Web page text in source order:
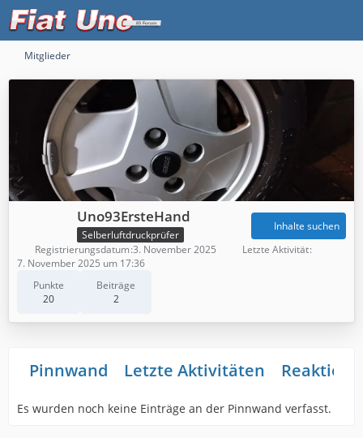
Mitglieder
Uno93ErsteHand
Selberluftdruckprüfer
Punkte
20
Beiträge
2
Inhalte suchen
Registrierungsdatum 3. November 2025
Letzte Aktivität
7. November 2025 um 17:36
Pinnwand Letzte Aktivitäten
Es wurden noch keine Einträge an der Pinnwand verfasst.